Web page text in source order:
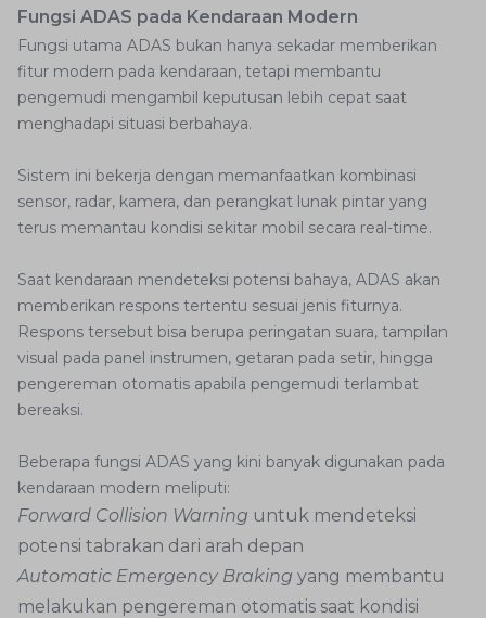
Fungsi ADAS pada Kendaraan Modern
Fungsi utama ADAS bukan hanya sekadar memberikan
fitur modern pada kendaraan, tetapi membantu
pengemudi mengambil keputusan lebih cepat saat
menghadapi situasi berbahaya.
Sistem ini bekerja dengan memanfaatkan kombinasi
sensor, radar, kamera, dan perangkat lunak pintar yang
terus memantau kondisi sekitar mobil secara real-time.
Saat kendaraan mendeteksi potensi bahaya, ADAS akan
memberikan respons tertentu sesuai jenis fiturnya.
Respons tersebut bisa berupa peringatan suara, tampilan
visual pada panel instrumen, getaran pada setir, hingga
pengereman otomatis apabila pengemudi terlambat
bereaksi.
Beberapa fungsi ADAS yang kini banyak digunakan pada
kendaraan modern meliputi:
Forward Collision Warning untuk mendeteksi
potensi tabrakan dari arah depan
Automatic Emergency Braking yang membantu
melakukan pengereman otomatis saat kondisi